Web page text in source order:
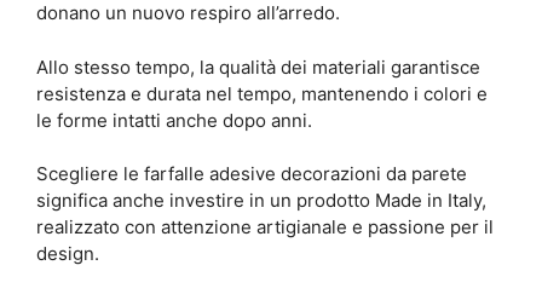
donano un nuovo respiro all’arredo.
Allo stesso tempo, la qualità dei materiali garantisce
resistenza e durata nel tempo, mantenendo i colori e
le forme intatti anche dopo anni.
Scegliere le farfalle adesive decorazioni da parete
significa anche investire in un prodotto Made in Italy,
realizzato con attenzione artigianale e passione per il
design.